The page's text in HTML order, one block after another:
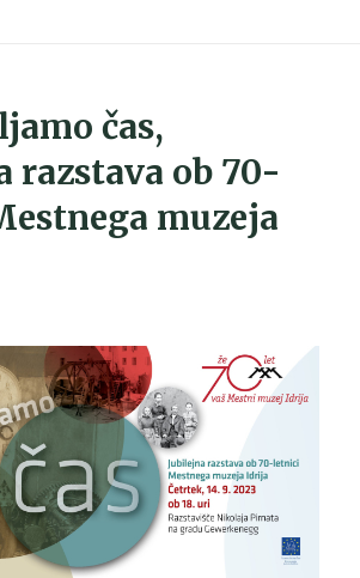
čas,
razstava ob 70-
muzeja